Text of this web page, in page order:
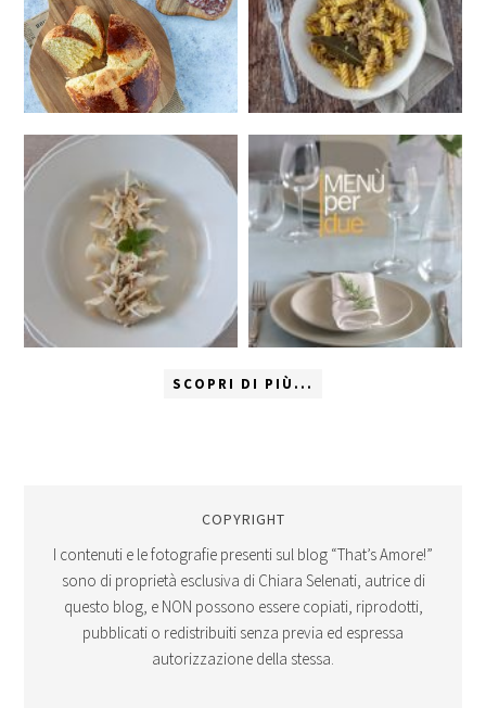
SCOPRI DI PIÙ...
COPYRIGHT
I contenuti e le fotografie presenti sul blog “That’s Amore!”
sono di proprietà esclusiva di Chiara Selenati, autrice di
questo blog, e NON possono essere copiati, riprodotti,
pubblicati o redistribuiti senza previa ed espressa
autorizzazione della stessa.